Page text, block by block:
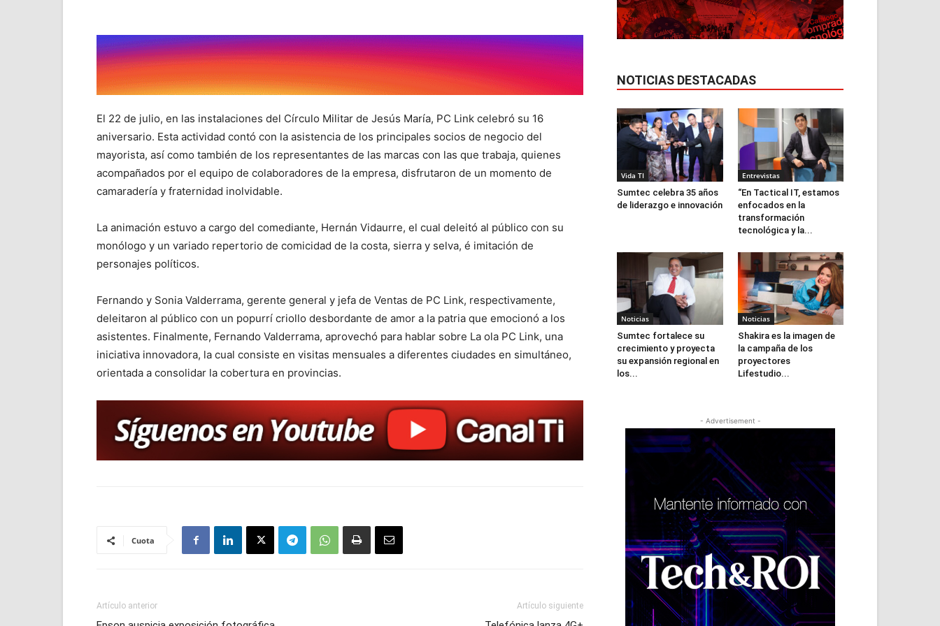
El 22 de julio, en las instalaciones del Círculo Militar de Jesús María, PC Link celebró su 16
aniversario. Esta actividad contó con la asistencia de los principales socios de negocio del
mayorista, así como también de los representantes de las marcas con las que trabaja, quienes
acompañados por el equipo de colaboradores de la empresa, disfrutaron de un momento de
camaradería y fraternidad inolvidable.
La animación estuvo a cargo del comediante, Hernán Vidaurre, el cual deleitó al público con su
monólogo y un variado repertorio de comicidad de la costa, sierra y selva, é imitación de
personajes políticos.
Fernando y Sonia Valderrama, gerente general y jefa de Ventas de PC Link, respectivamente,
deleitaron al público con un popurrí criollo desbordante de amor a la patria que emocionó a los
asistentes. Finalmente, Fernando Valderrama, aprovechó para hablar sobre La ola PC Link, una
iniciativa innovadora, la cual consiste en visitas mensuales a diferentes ciudades en simultáneo,
orientada a consolidar la cobertura en provincias.
Cuota
Artículo anterior Artículo siguiente
NOTICIAS DESTACADAS
Vida TI
Sumtec celebra 35 años
de liderazgo e innovación
Entrevistas
“En Tactical IT, estamos
enfocados en la
transformación
tecnológica y la...
Noticias
Sumtec fortalece su
crecimiento y proyecta
su expansión regional en
los...
Noticias
Shakira es la imagen de
la campaña de los
proyectores
Lifestudio...
- Advertisement -